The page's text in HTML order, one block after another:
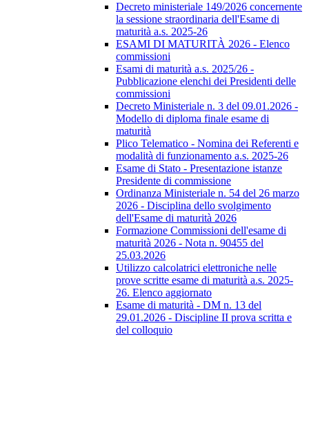
Decreto ministeriale 149/2026 concernente
la sessione straordinaria dell'Esame di
maturità a.s. 2025-26
ESAMI DI MATURITÀ 2026 - Elenco
commissioni
Esami di maturità a.s. 2025/26 -
Pubblicazione elenchi dei Presidenti delle
commissioni
Decreto Ministeriale n. 3 del 09.01.2026 -
Modello di diploma finale esame di
maturità
Plico Telematico - Nomina dei Referenti e
modalità di funzionamento a.s. 2025-26
Esame di Stato - Presentazione istanze
Presidente di commissione
Ordinanza Ministeriale n. 54 del 26 marzo
2026 - Disciplina dello svolgimento
dell'Esame di maturità 2026
Formazione Commissioni dell'esame di
maturità 2026 - Nota n. 90455 del
25.03.2026
Utilizzo calcolatrici elettroniche nelle
prove scritte esame di maturità a.s. 2025-
26. Elenco aggiornato
Esame di maturità - DM n. 13 del
29.01.2026 - Discipline II prova scritta e
del colloquio